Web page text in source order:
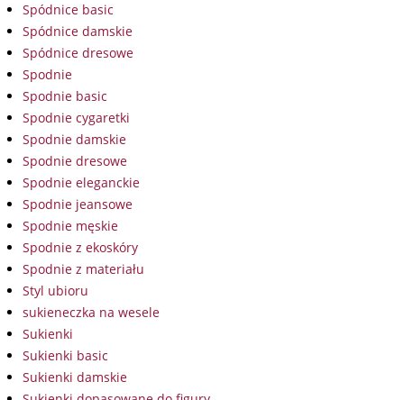
Spódnice basic
Spódnice damskie
Spódnice dresowe
Spodnie
Spodnie basic
Spodnie cygaretki
Spodnie damskie
Spodnie dresowe
Spodnie eleganckie
Spodnie jeansowe
Spodnie męskie
Spodnie z ekoskóry
Spodnie z materiału
Styl ubioru
sukieneczka na wesele
Sukienki
Sukienki basic
Sukienki damskie